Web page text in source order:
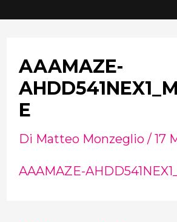
AAAMAZE-
E
Di Matteo Monzeglio / 17
AAAMAZE-